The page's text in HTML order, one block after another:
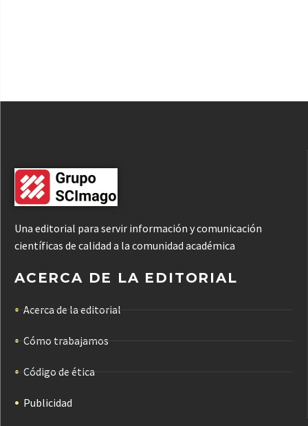
Una editorial para servir información y comunicación
científicas de calidad a la comunidad académica
ACERCA DE LA EDITORIAL
Acerca de la editorial
Cómo trabajamos
Código de ética
Publicidad